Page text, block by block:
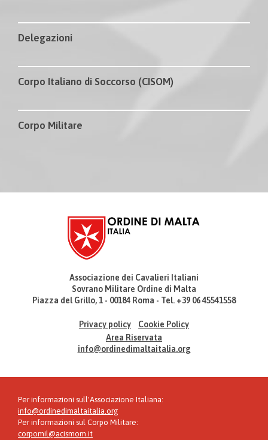
Delegazioni
Corpo Italiano di Soccorso (CISOM)
Corpo Militare
Associazione dei Cavalieri Italiani
Sovrano Militare Ordine di Malta
Piazza del Grillo, 1 - 00184 Roma - Tel. +39 06 45541558
Privacy policy
Cookie Policy
Area Riservata
info@ordinedimaltaitalia.org
Per informazioni sull'Associazione Italiana:
info@ordinedimaltaitalia.org
Per informazioni sul Corpo Militare:
corpomil@acismom.it